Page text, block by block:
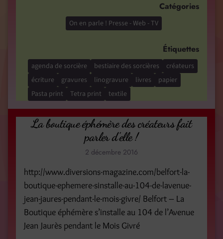
Catégories
On en parle ! Presse - Web - TV
Étiquettes
agenda de sorcière bestiaire des sorcières
créateurs
écriture
gravures linogravure livres
papier
Pasta print
Tetra print textile
La boutique éphémère des créateurs fait
parler d’elle !
2 décembre 2016
http://www.diversions-magazine.com/belfort-la-
boutique-ephemere-sinstalle-au-104-de-lavenue-
jean-jaures-pendant-le-mois-givre/ Belfort – La
Boutique éphémère s’installe au 104 de l’Avenue
Jean Jaurès pendant le Mois Givré